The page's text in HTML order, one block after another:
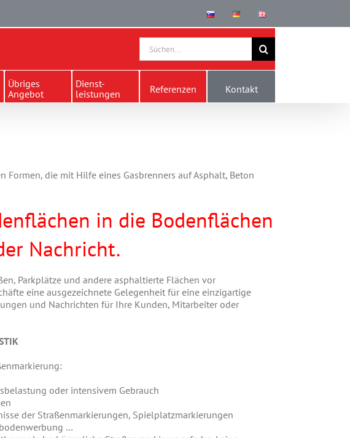
for:
Übriges
Angebot
Dienst-
leistungen
Referenzen Kontakt
die mit Hilfe eines Gasbrenners auf Asphalt, Beton
in die Bodenflächen
Nachricht.
Parkplätze und andere asphaltierte Flächen vor
eine ausgezeichnete Gelegenheit für eine einzigartige
und Nachrichten für Ihre Kunden, Mitarbeiter oder
oder intensivem Gebrauch
der Straßenmarkierungen, Spielplatzmarkierungen
…